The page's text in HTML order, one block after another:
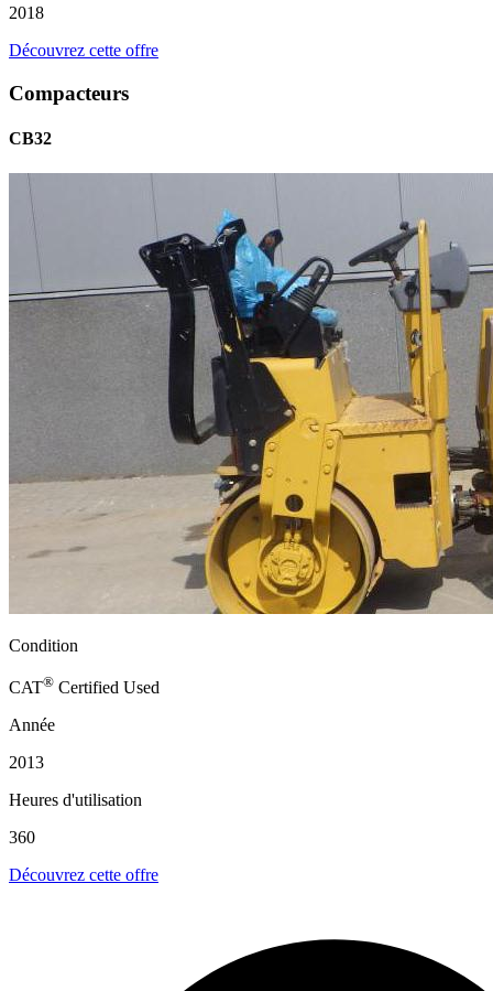
2018
Découvrez cette offre
Compacteurs
CB32
Condition
CAT® Certified Used
Année
2013
Heures d'utilisation
360
Découvrez cette offre